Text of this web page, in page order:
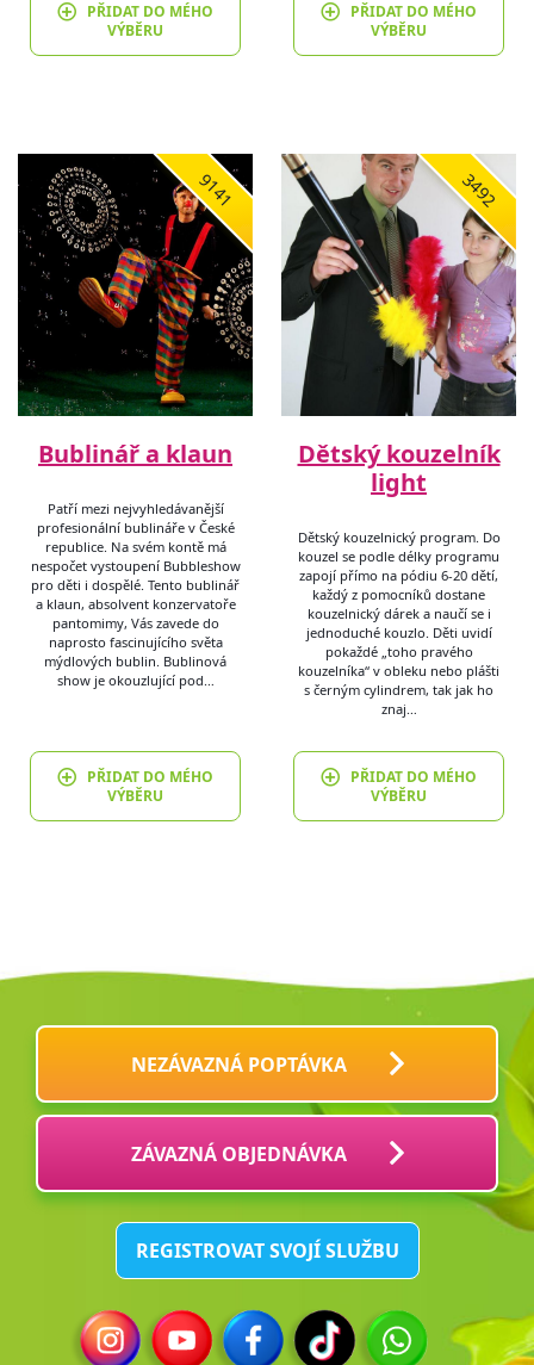
PŘIDAT DO MÉHO
VÝBĚRU
PŘIDAT DO MÉHO
VÝBĚRU
9141
Bublinář a klaun
Patří mezi nejvyhledávanější
profesionální bublináře v České
republice. Na svém kontě má
nespočet vystoupení Bubbleshow
pro děti i dospělé. Tento bublinář
a klaun, absolvent konzervatoře
pantomimy, Vás zavede do
naprosto fascinujícího světa
mýdlových bublin. Bublinová
show je okouzlující pod…
PŘIDAT DO MÉHO
VÝBĚRU
3492
Dětský kouzelník
light
Dětský kouzelnický program. Do
kouzel se podle délky programu
zapojí přímo na pódiu 6-20 dětí,
každý z pomocníků dostane
kouzelnický dárek a naučí se i
jednoduché kouzlo. Děti uvidí
pokaždé „toho pravého
kouzelníka“ v obleku nebo plášti
s černým cylindrem, tak jak ho
znaj…
PŘIDAT DO MÉHO
VÝBĚRU
NEZÁVAZNÁ POPTÁVKA
ZÁVAZNÁ OBJEDNÁVKA
REGISTROVAT SVOJÍ SLUŽBU